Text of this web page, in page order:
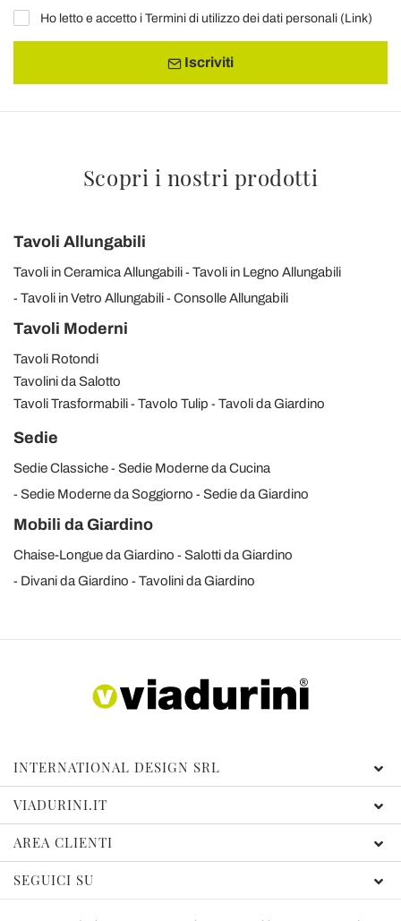
Ho letto e accetto i Termini di utilizzo dei dati personali (Link)
Iscriviti
Scopri i nostri prodotti
Tavoli Allungabili
Tavoli in Ceramica Allungabili
Tavoli in Legno Allungabili
Tavoli in Vetro Allungabili
Consolle Allungabili
Tavoli Moderni
Tavoli Rotondi
Tavolini da Salotto
Tavoli Trasformabili
Tavolo Tulip Tavoli da Giardino
Sedie
Sedie Classiche
Sedie Moderne da Cucina
Sedie Moderne da Soggiorno
Sedie da Giardino
Mobili da Giardino
Chaise-Longue da Giardino
Salotti da Giardino
Divani da Giardino
Tavolini da Giardino
INTERNATIONAL DESIGN SRL
VIADURINI.IT
AREA CLIENTI
SEGUICI SU